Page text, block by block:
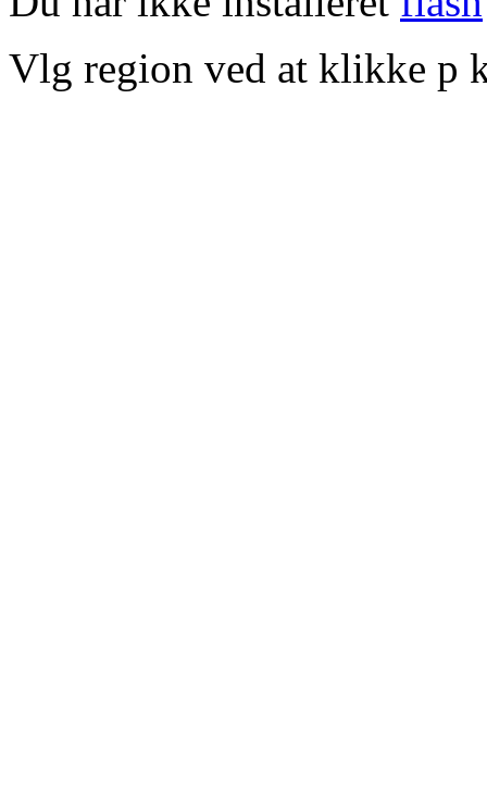
Vlg region ved at klikke p